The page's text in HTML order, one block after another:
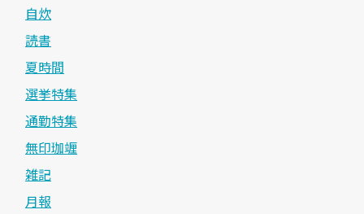
自炊
読書
夏時間
選挙特集
通勤特集
無印珈竰
雑記
月報